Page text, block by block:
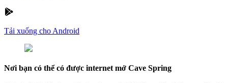
Tải xuống cho Android
Nơi bạn có thể có được internet mở Cave Spring